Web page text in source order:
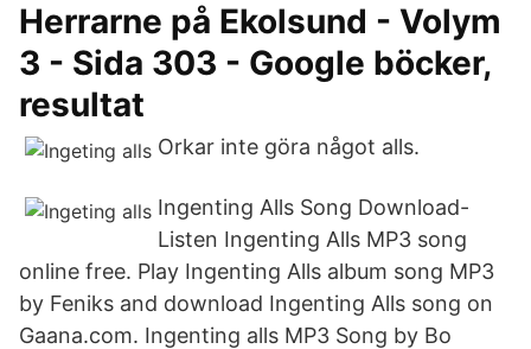
Herrarne på Ekolsund - Volym
3 - Sida 303 - Google böcker,
resultat
Orkar inte göra något alls.
Ingenting Alls Song Download-
Listen Ingenting Alls MP3 song
online free. Play Ingenting Alls album song MP3
by Feniks and download Ingenting Alls song on
Gaana.com. Ingenting alls MP3 Song by Bo